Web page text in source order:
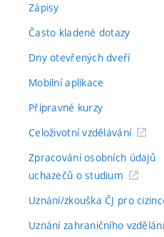
Zápisy
Často kladené dotazy
Dny otevřených dveří
Mobilní aplikace
Přípravné kurzy
Celoživotní vzdělávání
Zpracování osobních údajů
uchazečů o studium
Uznání/zkouška ČJ pro
Uznání zahraničního vzdělání